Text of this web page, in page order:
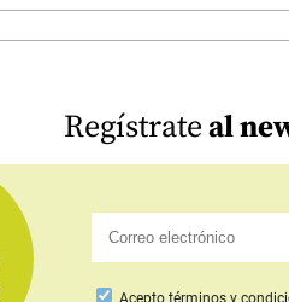
Regístrateal
Acepto términos y